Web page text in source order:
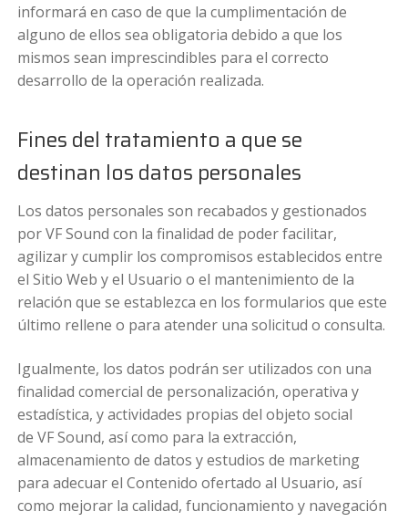
informará en caso de que la cumplimentación de
alguno de ellos sea obligatoria debido a que los
mismos sean imprescindibles para el correcto
desarrollo de la operación realizada.
Fines del tratamiento a que se
destinan los datos personales
Los datos personales son recabados y gestionados
por VF Sound con la finalidad de poder facilitar,
agilizar y cumplir los compromisos establecidos entre
el Sitio Web y el Usuario o el mantenimiento de la
relación que se establezca en los formularios que este
último rellene o para atender una solicitud o consulta.
Igualmente, los datos podrán ser utilizados con una
finalidad comercial de personalización, operativa y
estadística, y actividades propias del objeto social
de VF Sound, así como para la extracción,
almacenamiento de datos y estudios de marketing
para adecuar el Contenido ofertado al Usuario, así
como mejorar la calidad, funcionamiento y navegación